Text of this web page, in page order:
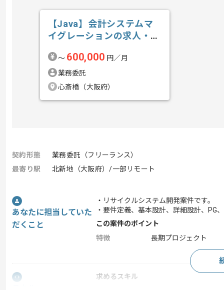
【Java】会計システムマ
イグレーションの求人・案
〜 600,000 円／月
業務委託
心斎橋（大阪府）
契約形態
業務委託（フリーランス）
最寄り駅
北新地（大阪府）/一部リモート
あなたに担当していた
だくこと
・リサイクルシステム開発案件です。
・要件定義、基本設計、詳細設計、PG
この案件のポイント
特徴
長期プロジェクト
求めるスキル